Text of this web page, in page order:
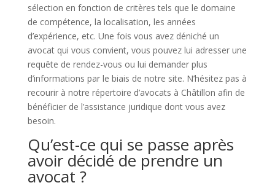
sélection en fonction de critères tels que le domaine
de compétence, la localisation, les années
d’expérience, etc. Une fois vous avez déniché un
avocat qui vous convient, vous pouvez lui adresser une
requête de rendez-vous ou lui demander plus
d’informations par le biais de notre site. N’hésitez pas à
recourir à notre répertoire d’avocats à Châtillon afin de
bénéficier de l’assistance juridique dont vous avez
besoin.
Qu’est-ce qui se passe après
avoir décidé de prendre un
avocat ?